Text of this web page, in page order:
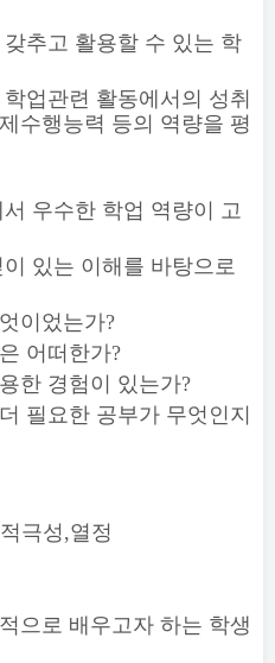
추고 활용할 수 있는 학
업관련 활동에서의 성취
수행능력 등의 역량을 평
우수한 학업 역량이 고
있는 이해를 바탕으로
이었는가?
어떠한가?
한 경험이 있는가?
필요한 공부가 무엇인지
적극성,열정
으로 배우고자 하는 학생